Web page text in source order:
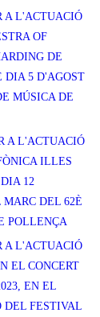
A L'ACTUACIÓ
OF
DE
DIA 5 D'AGOST
MÚSICA DE
A L'ACTUACIÓ
ILLES
12
DEL 62È
POLLENÇA
A L'ACTUACIÓ
EL CONCERT
EN EL
DEL FESTIVAL